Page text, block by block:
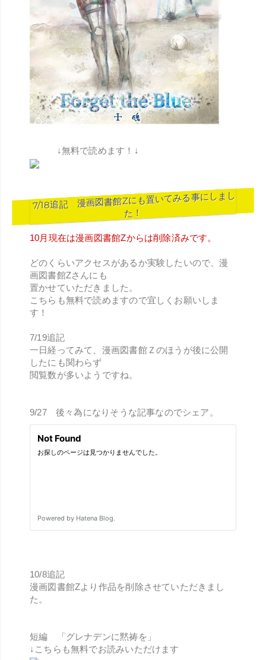
↓無料で読めます！↓
7/18追記 漫画図書館Zにも置いてみる事にしまし
た！
10月現在は漫画図書館Zからは削除済みです。
どのくらいアクセスがあるか実験したいので、漫
画図書館Zさんにも
置かせていただきました。
こちらも無料で読めますので宜しくお願いしま
す！
7/19追記
一日経ってみて、漫画図書館Ｚのほうが後に公開
したにも関わらず
閲覧数が多いようですね。
9/27 後々為になりそうな記事なのでシェア。
10/8追記
漫画図書館Zより作品を削除させていただきまし
た。
短編 「グレナデンに黙祷を」
↓こちらも無料でお読みいただけます